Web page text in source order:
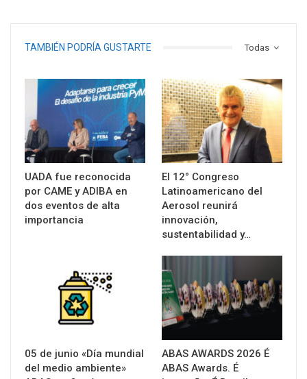
Todas
TAMBIÉN PODRÍA GUSTARTE
UADA fue reconocida
por CAME y ADIBA en
dos eventos de alta
importancia
El 12° Congreso
Latinoamericano del
Aerosol reunirá
innovación,
sustentabilidad y…
05 de junio «Día mundial
del medio ambiente»
ABAS AWARDS 2026 É
ABAS Awards. É